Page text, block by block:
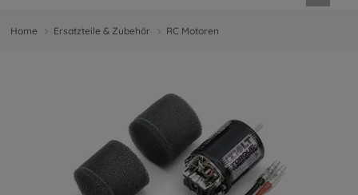
Home Ersatzteile & Zubehör RC Motoren